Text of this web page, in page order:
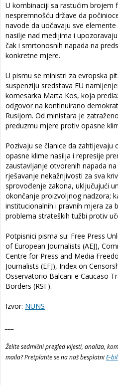
U kombinaciji sa rastućim brojem
nespremnošću države da
navode da uočavaju sve
nasilje nad medijima i
čak i smrtonosnih napada na
konkretne mjere.
U pismu se ministri za evropska
suspenziju sredstava EU
komesarka Marta Kos, koja
odgovor na kontinuirano
Rusijom. Od ministara je
preduzmu mjere protiv opasne
Pozivaju se članice da
opasne klime nasilja i represije
zaustavljanje otvorenih napada
rješavanje nekažnjivosti za sva
sprovođenje zakona, uključujući
okončanje proizvoljnog nadzora;
institucionalnih i pravnih mjera za
problema strateških tužbi protiv
Potpisnici pisma su: Free Press
of European Journalists (AEJ),
Centre for Press and Media
Journalists (EFJ), Index on
Osservatorio Balcani e Caucaso
Borders (RSF).
Izvor: NUNS
Želite sedmični pregled vijesti, analiza,
maila? Pretplatite se na naš besplatniE-